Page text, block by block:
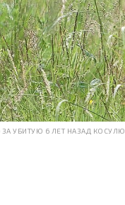
УБИТУЮ 6 ЛЕТ НАЗАД КОСУЛЮ